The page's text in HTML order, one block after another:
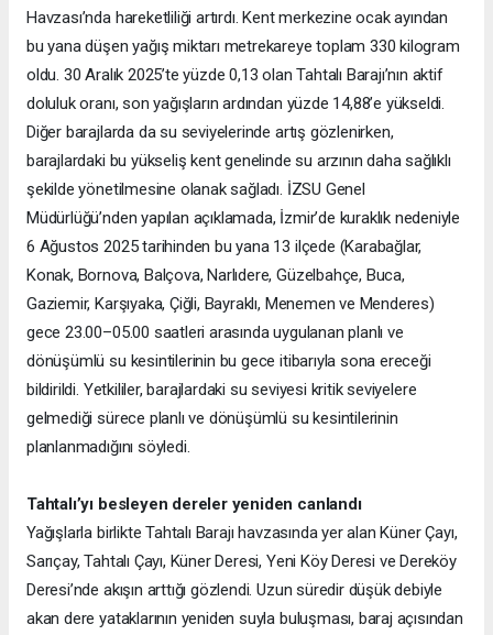
Havzası’nda hareketliliği artırdı. Kent merkezine ocak ayından
bu yana düşen yağış miktarı metrekareye toplam 330 kilogram
oldu. 30 Aralık 2025’te yüzde 0,13 olan Tahtalı Barajı’nın aktif
doluluk oranı, son yağışların ardından yüzde 14,88’e yükseldi.
Diğer barajlarda da su seviyelerinde artış gözlenirken,
barajlardaki bu yükseliş kent genelinde su arzının daha sağlıklı
şekilde yönetilmesine olanak sağladı. İZSU Genel
Müdürlüğü’nden yapılan açıklamada, İzmir’de kuraklık nedeniyle
6 Ağustos 2025 tarihinden bu yana 13 ilçede (Karabağlar,
Konak, Bornova, Balçova, Narlıdere, Güzelbahçe, Buca,
Gaziemir, Karşıyaka, Çiğli, Bayraklı, Menemen ve Menderes)
gece 23.00–05.00 saatleri arasında uygulanan planlı ve
dönüşümlü su kesintilerinin bu gece itibarıyla sona ereceği
bildirildi. Yetkililer, barajlardaki su seviyesi kritik seviyelere
gelmediği sürece planlı ve dönüşümlü su kesintilerinin
planlanmadığını söyledi.
Tahtalı’yı besleyen dereler yeniden canlandı
Yağışlarla birlikte Tahtalı Barajı havzasında yer alan Küner Çayı,
Sarıçay, Tahtalı Çayı, Küner Deresi, Yeni Köy Deresi ve Dereköy
Deresi’nde akışın arttığı gözlendi. Uzun süredir düşük debiyle
akan dere yataklarının yeniden suyla buluşması, baraj açısından